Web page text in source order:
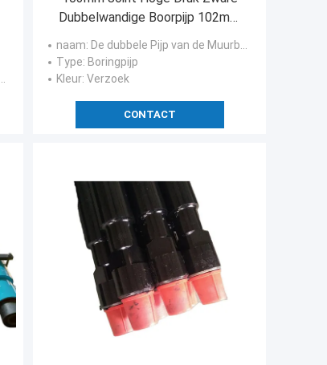
Dubbelwandige Boorpijp 102mm
B.U.
naam: De dubbele Pijp van de Muurboor
Type: Boringpijp
Kleur: Verzoek
CONTACT